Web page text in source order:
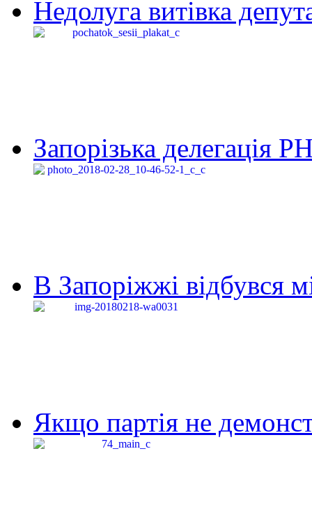
Недолуга витівка
Запорізька делегація
В Запоріжжі відбувся
Якщо партія не